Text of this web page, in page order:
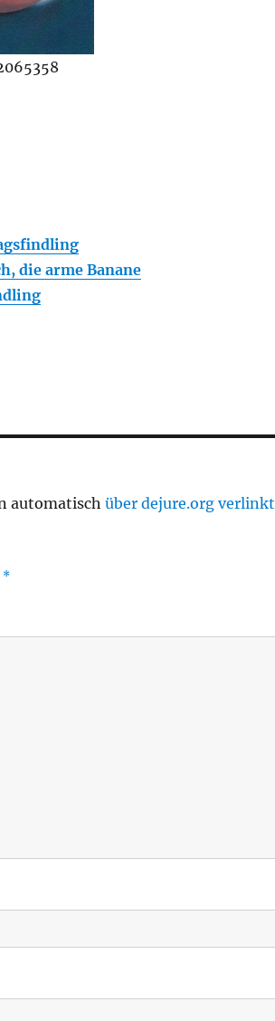
die arme Banane
automatischüber dejure.org verlinkt
*